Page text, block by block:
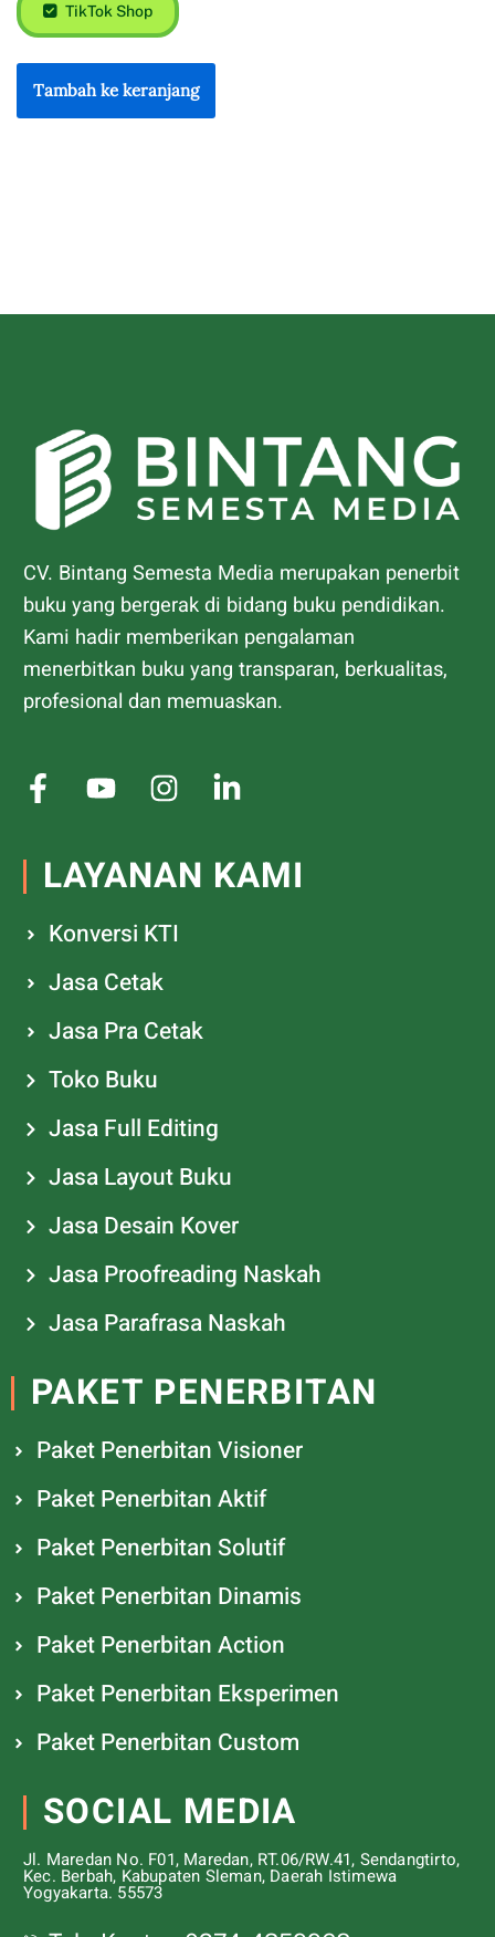
TikTok Shop
Tambah ke keranjang
CV. Bintang Semesta Media merupakan penerbit
buku yang bergerak di bidang buku pendidikan.
Kami hadir memberikan pengalaman
menerbitkan buku yang transparan, berkualitas,
profesional dan memuaskan.
LAYANAN KAMI
Konversi KTI
Jasa Cetak
Jasa Pra Cetak
Toko Buku
Jasa Full Editing
Jasa Layout Buku
Jasa Desain Kover
Jasa Proofreading Naskah
Jasa Parafrasa Naskah
PAKET PENERBITAN
Paket Penerbitan Visioner
Paket Penerbitan Aktif
Paket Penerbitan Solutif
Paket Penerbitan Dinamis
Paket Penerbitan Action
Paket Penerbitan Eksperimen
Paket Penerbitan Custom
SOCIAL MEDIA
Jl. Maredan No. F01, Maredan, RT.06/RW.41, Sendangtirto,
Kec. Berbah, Kabupaten Sleman, Daerah Istimewa
Yogyakarta. 55573